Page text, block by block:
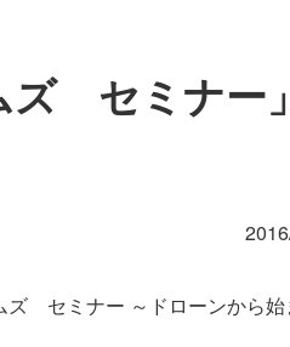
ズ セミナー」
ズ セミナー ～ドローンから始